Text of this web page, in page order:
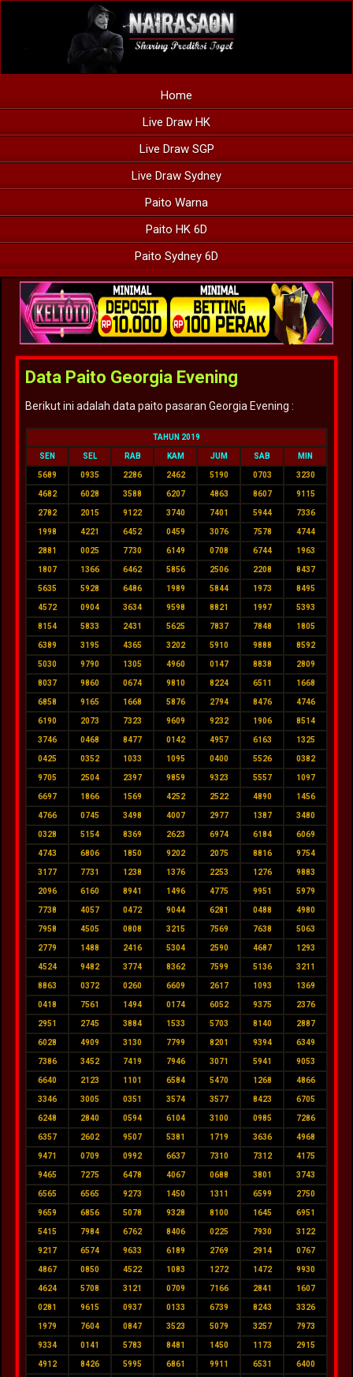
Home
Live Draw HK
Live Draw SGP
Live Draw Sydney
Paito Warna
Paito HK 6D
Paito Sydney 6D
Data Paito Georgia Evening
Berikut ini adalah data paito pasaran Georgia Evening :
TAHUN 2019
SEN SEL RAB KAM JUM SAB MIN
5689 0935 2286 2462 5190 0703 3230
4682 6028 3588 6207 4863 8607 9115
2782 2015 9122 3740 7401 5944 7336
1998 4221 6452 0459 3076 7578 4744
2881 0025 7730 6149 0708 6744 1963
1807 1366 6462 5856 2506 2208 8437
5635 5928 6486 1989 5844 1973 8495
4572 0904 3634 9598 8821 1997 5393
8154 5833 2431 5625 7837 7848 1805
6389 3195 4365 3202 5910 9888 8592
5030 9790 1305 4960 0147 8838 2809
8037 9860 0674 9810 8224 6511 1668
6858 9165 1668 5876 2794 8476 4746
6190 2073 7323 9609 9232 1906 8514
3746 0468 8477 0142 4957 6163 1325
0425 0352 1033 1095 0400 5526 0382
9705 2504 2397 9859 9323 5557 1097
6697 1866 1569 4252 2522 4890 1456
4766 0745 3498 4007 2977 1387 3480
0328 5154 8369 2623 6974 6184 6069
4743 6806 1850 9202 2075 8816 9754
3177 7731 1238 1376 2253 1276 9883
2096 6160 8941 1496 4775 9951 5979
7738 4057 0472 9044 6281 0488 4980
7958 4505 0808 3215 7569 7638 5063
2779 1488 2416 5304 2590 4687 1293
4524 9482 3774 8362 7599 5136 3211
8863 0372 0260 6609 2617 1093 1369
0418 7561 1494 0174 6052 9375 2376
2951 2745 3884 1533 5703 8140 2887
6028 4909 3130 7799 8201 9394 6349
7386 3452 7419 7946 3071 5941 9053
6640 2123 1101 6584 5470 1268 4866
3346 3005 0351 3574 3577 8423 6705
6248 2840 0594 6104 3100 0985 7286
6357 2602 9507 5381 1719 3636 4968
9471 0709 0992 6637 7310 7312 4175
9465 7275 6478 4067 0688 3801 3743
6565 6565 9273 1450 1311 6599 2750
9659 6856 5078 9328 8100 1645 6951
5415 7984 6762 8406 0225 7930 3122
9217 6574 9633 6189 2769 2914 0767
4867 0850 4522 1083 1272 1472 9930
4624 5708 3121 0709 7166 2841 1607
0281 9615 0937 0133 6739 8243 3326
1979 7604 0847 3523 5079 3257 7973
9334 0141 5783 8481 1450 1173 2915
4912 8426 5995 6861 9911 6531 6400